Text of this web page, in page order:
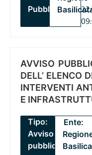
Pubblico
AVVISO
DELL’ ELENCO
INTERVENTI
E
Tipo:
Avviso
pubblico
Ente: